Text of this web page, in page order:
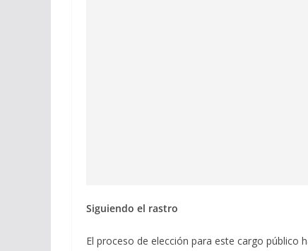
Siguiendo el rastro
El proceso de elección para este cargo público